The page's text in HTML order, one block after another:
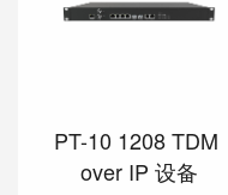
PT-10 1208 TDM
over IP 设备